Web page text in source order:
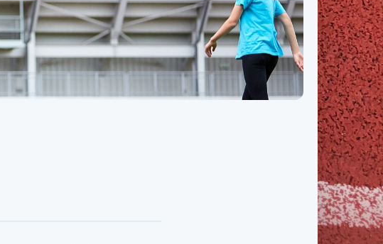
Třída VI. A Třída VI. B Třída VI. C
Třída VII. A Třída VII. B Třída VII. C
Třída VIII. A Třída VIII. C